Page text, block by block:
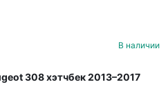
В наличии
308 хэтчбек 2013–2017